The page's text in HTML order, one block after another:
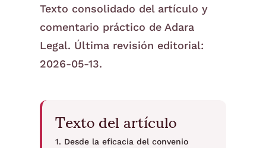
Texto consolidado del artículo y
comentario práctico de Adara
Legal. Última revisión editorial:
2026-05-13.
Texto del artículo
1. Desde la eficacia del convenio